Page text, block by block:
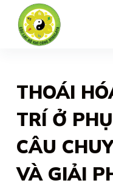
n
t
THOÁI
TRÍ Ở
CÂU
VÀ GIẢI